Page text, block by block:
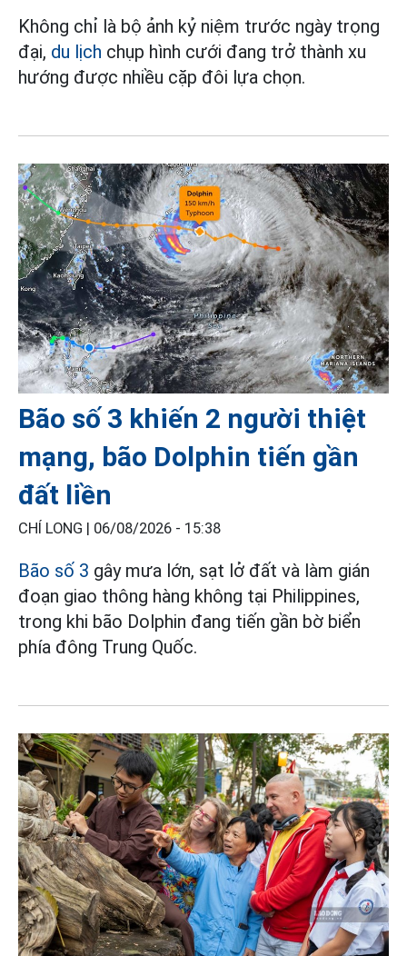
Không chỉ là bộ ảnh kỷ niệm trước ngày trọng
đại, du lịch chụp hình cưới đang trở thành xu
hướng được nhiều cặp đôi lựa chọn.
Bão số 3 khiến 2 người thiệt
mạng, bão Dolphin tiến gần
đất liền
CHÍ LONG | 06/08/2026 - 15:38
Bão số 3 gây mưa lớn, sạt lở đất và làm gián
đoạn giao thông hàng không tại Philippines,
trong khi bão Dolphin đang tiến gần bờ biển
phía đông Trung Quốc.